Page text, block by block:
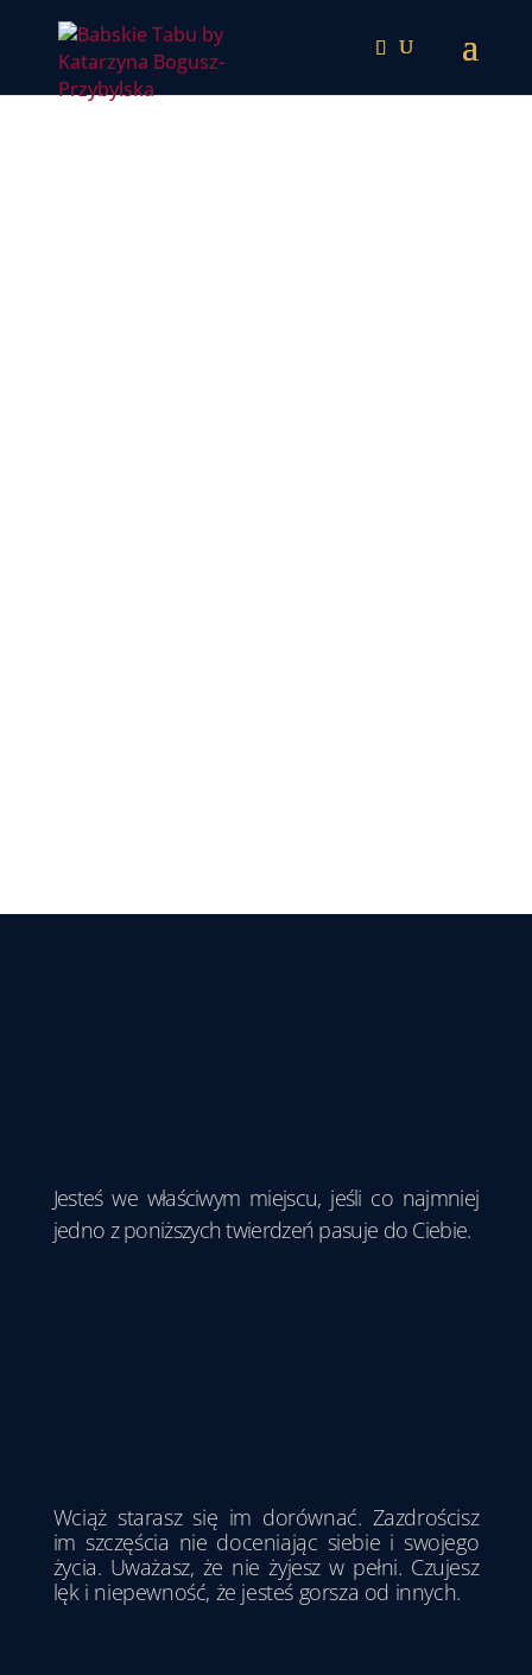
Jesteś we właściwym miejscu, jeśli co najmniej
jedno z poniższych twierdzeń pasuje do Ciebie.
Wciąż starasz się im dorównać. Zazdrościsz
im szczęścia nie doceniając siebie i swojego
życia. Uważasz, że nie żyjesz w pełni. Czujesz
lęk i niepewność, że jesteś gorsza od innych.